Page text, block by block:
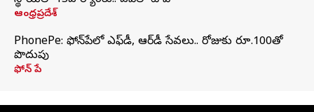
ఆంధ్రప్రదేశ్
PhonePe: ఫోన్‌పేలో ఎఫ్‌డీ, ఆర్‌డీ సేవలు.. రోజుకు రూ.100తో
పొదుపు
ఫోన్‌ పే